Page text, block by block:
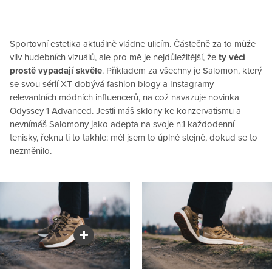
Sportovní estetika aktuálně vládne ulicím. Částečně za to může
vliv hudebních vizuálů, ale pro mě je nejdůležitější, že ty věci
prostě vypadají skvěle. Příkladem za všechny je Salomon, který
se svou sérií XT dobývá fashion blogy a Instagramy
relevantních módních influencerů, na což navazuje novinka
Odyssey 1 Advanced. Jestli máš sklony ke konzervatismu a
nevnímáš Salomony jako adepta na svoje n.1 každodenní
tenisky, řeknu ti to takhle: měl jsem to úplně stejně, dokud se to
nezměnilo.